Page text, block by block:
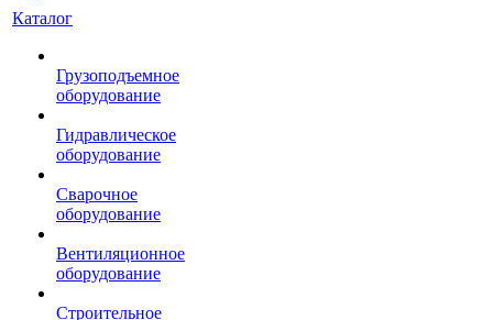
Каталог
Грузоподъемное
оборудование
Гидравлическое
оборудование
Сварочное
оборудование
Вентиляционное
оборудование
Строительное